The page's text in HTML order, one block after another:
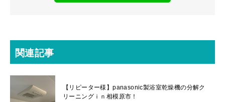
関連記事
【リピーター様】panasonic製浴室乾燥機の分解ク
リーニングｉｎ相模原市！